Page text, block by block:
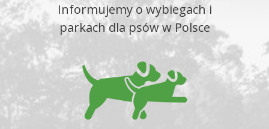
Informujemy o wybiegach i
parkach dla psów w Polsce